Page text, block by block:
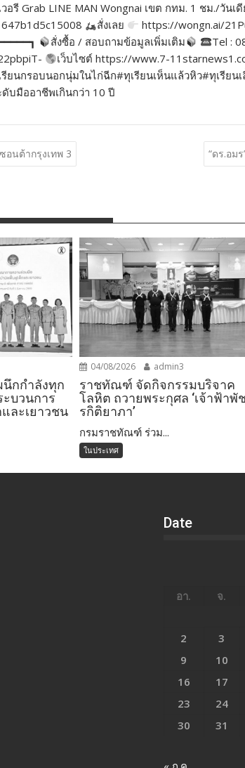
อรี Grab LINE MAN Wongnai เขต กทม. 1 ชม./วันเ
สั่งเลย https://wongn.ai/
สั่งซื้อ / สอบถามข้อมูลเพิ่มเติม Tel :
เว็บไซต์ https://www.7-
ยนกรอบนอกนุ่มในไก่ฉีก#ทุเรียนเห็นแล้วหิว#ทุเรียน
บมืออาชีพเกินกว่า 10 ปี
อนต้ากรุงเทพ 3 “ดร.อม
กกำลังทุก
บวนการ
ละเยาวชน
04/08/2026 admin3
ราชทัณฑ์ จัดกิจกรรมบริจาค
โลหิต ถวายพระกุศล ‘เจ้าฟ้าพั
รกิติยาภา’
กรมราชทัณฑ์ ร่วม...
ในประเทศ
Date
อา. จ.
2
3
9
10
16
17
23
24
30
31